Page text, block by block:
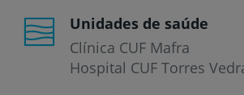
Unidades de saúde
Clínica CUF Mafra
Hospital CUF Torres